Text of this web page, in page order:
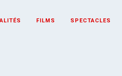
FILMS SPECTACLES